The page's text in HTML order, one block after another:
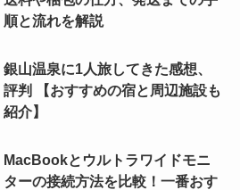
順と流れを解説
銀山温泉に1人旅してきた感想、
評判 【おすすめの宿と周辺施設も
紹介】
MacBookとウルトラワイドモニ
ターの接続方法を比較！一番おす